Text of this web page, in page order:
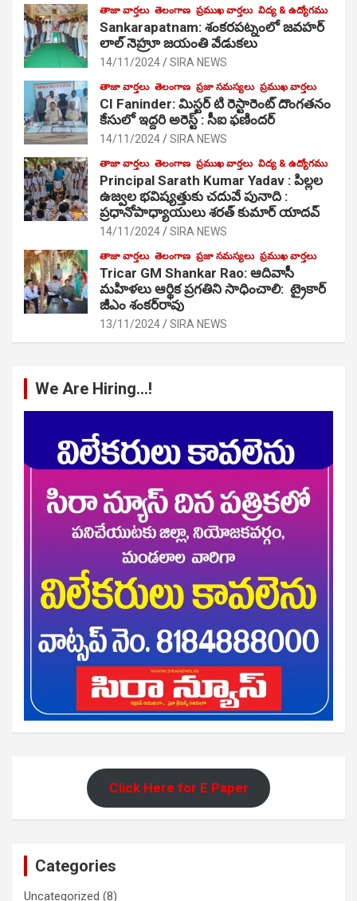
తాజా వార్తలు తెలంగాణ ప్రముఖ వార్తలు విద్య & ఉద్యోగము
Sankarapatnam: శంకరపట్నంలో జవహర్
లాల్ నెహ్రూ జయంతి వేడుకలు
14/11/2024 SIRA NEWS
తాజా వార్తలు తెలంగాణ ప్రజా సమస్యలు ప్రముఖ వార్తలు
CI Faninder: మిస్టర్ టి రెస్టారెంట్ దొంగతనం
కేసులో ఇద్దరి అరెస్ట్ : సీఐ ఫణిందర్
14/11/2024 SIRA NEWS
తాజా వార్తలు తెలంగాణ ప్రముఖ వార్తలు విద్య & ఉద్యోగము
Principal Sarath Kumar Yadav : పిల్లల
ఉజ్వల భవిష్యత్తుకు చదువే పునాది :
ప్రధానోపాధ్యాయులు శరత్ కుమార్ యాదవ్
14/11/2024 SIRA NEWS
తాజా వార్తలు తెలంగాణ ప్రజా సమస్యలు ప్రముఖ వార్తలు
Tricar GM Shankar Rao: ఆదివాసీ
మహిళలు ఆర్థిక ప్రగతిని సాధించాలి: ట్రైకార్
జీఎం శంకర్‌రావు
13/11/2024 SIRA NEWS
We Are Hiring…!
Click Here for E Paper
Categories
Uncategorized (8)